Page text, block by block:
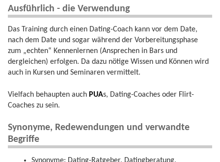
Ausführlich - die Verwendung
Das Training durch einen Dating-Coach kann vor dem Date,
nach dem Date und sogar während der Vorbereitungsphase
zum „echten“ Kennenlernen (Ansprechen in Bars und
dergleichen) erfolgen. Da dazu nötige Wissen und Können wird
auch in Kursen und Seminaren vermittelt.
Vielfach behaupten auch PUAs, Dating-Coaches oder Flirt-
Coaches zu sein.
Synonyme, Redewendungen und verwandte
Begriffe
Synonyme: Dating-Ratgeber, Datingberatung,